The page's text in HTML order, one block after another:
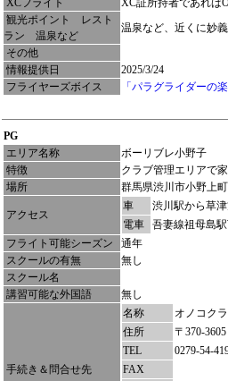
XCフライト
XC証所持者であれば
観光ポイント レスト
ラン 温泉など
温泉など、近くに妙
その他
情報提供日
2025/3/24
フライヤーズボイス
「パラグライダーの
PG
エリア名称
ボーリブレ小野子
特徴
クラブ管理エリアで
場所
群馬県渋川市小野上
アクセス
車
渋川駅から草
電車
吾妻線祖母島
フライト可能シーズン
通年
スクールの有無
無し
スクール名
講習可能な外国語
無し
手続き＆問合せ先
名称
オノコク
住所
〒370-
TEL
0279-54-
FAX